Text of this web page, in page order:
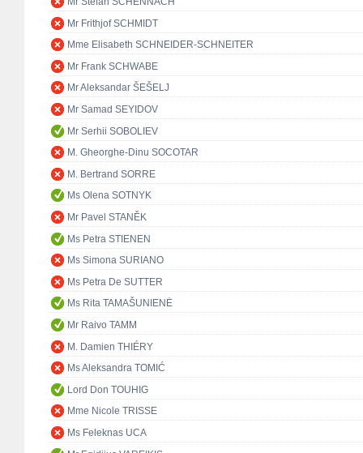
Mr Frithjof SCHMIDT
Mme Elisabeth SCHNEIDER-SCHNEITER
Mr Frank SCHWABE
Mr Aleksandar ŠEŠELJ
Mr Samad SEYIDOV
Mr Serhii SOBOLIEV
M. Gheorghe-Dinu SOCOTAR
M. Bertrand SORRE
Ms Olena SOTNYK
Mr Pavel STANĚK
Ms Petra STIENEN
Ms Simona SURIANO
Ms Petra De SUTTER
Ms Rita TAMAŠUNIENĖ
Mr Raivo TAMM
M. Damien THIÉRY
Ms Aleksandra TOMIĆ
Lord Don TOUHIG
Mme Nicole TRISSE
Ms Feleknas UCA